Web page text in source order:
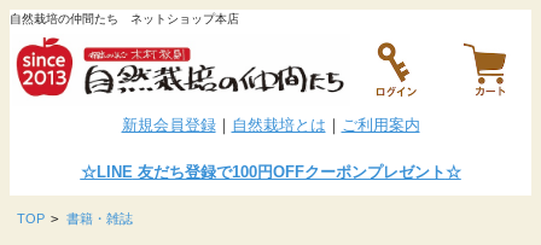
自然栽培の仲間たち ネットショップ本店
新規会員登録｜ 自然栽培とは ｜ ご利用案内
☆LINE友だち登録で100円OFFクーポンプレゼント☆
TOP > 書籍・雑誌